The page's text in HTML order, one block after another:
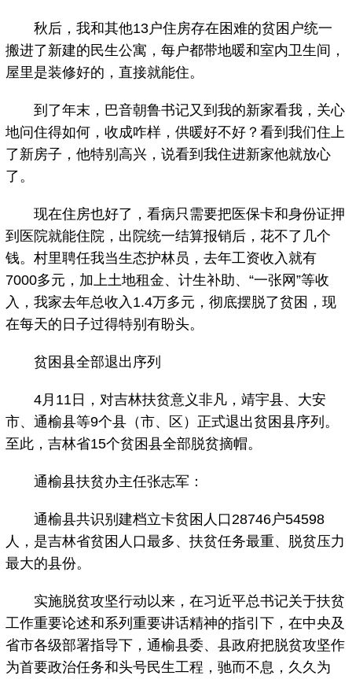
秋后，我和其他13户住房存在困难的贫困户统一
搬进了新建的民生公寓，每户都带地暖和室内卫生间，
屋里是装修好的，直接就能住。
到了年末，巴音朝鲁书记又到我的新家看我，关心
地问住得如何，收成咋样，供暖好不好？看到我们住上
了新房子，他特别高兴，说看到我住进新家他就放心
了。
现在住房也好了，看病只需要把医保卡和身份证押
到医院就能住院，出院统一结算报销后，花不了几个
钱。村里聘任我当生态护林员，去年工资收入就有
7000多元，加上土地租金、计生补助、“一张网”等收
入，我家去年总收入1.4万多元，彻底摆脱了贫困，现
在每天的日子过得特别有盼头。
贫困县全部退出序列
4月11日，对吉林扶贫意义非凡，靖宇县、大安
市、通榆县等9个县（市、区）正式退出贫困县序列。
至此，吉林省15个贫困县全部脱贫摘帽。
通榆县扶贫办主任张志军：
通榆县共识别建档立卡贫困人口28746户54598
人，是吉林省贫困人口最多、扶贫任务最重、脱贫压力
最大的县份。
实施脱贫攻坚行动以来，在习近平总书记关于扶贫
工作重要论述和系列重要讲话精神的指引下，在中央及
省市各级部署指导下，通榆县委、县政府把脱贫攻坚作
为首要政治任务和头号民生工程，驰而不息，久久为